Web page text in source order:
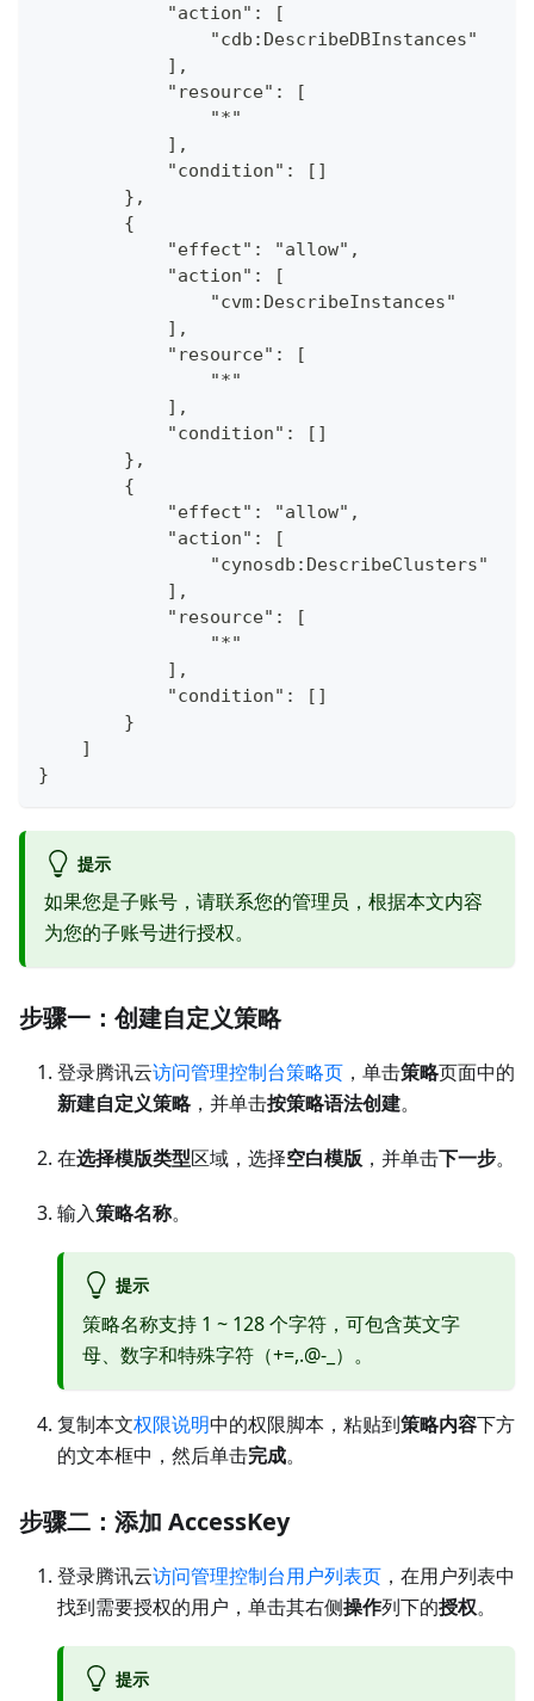
            "action": [
                "cdb:DescribeDBInstances"
            ],
            "resource": [
                "*"
            ],
            "condition": []
        },
        {
            "effect": "allow",
            "action": [
                "cvm:DescribeInstances"
            ],
            "resource": [
                "*"
            ],
            "condition": []
        },
        {
            "effect": "allow",
            "action": [
                "cynosdb:DescribeClusters"
            ],
            "resource": [
                "*"
            ],
            "condition": []
        }
    ]
}
提示
如果您是子账号，请联系您的管理员，根据本文内容
为您的子账号进行授权。
步骤一：创建自定义策略
登录腾讯云访问管理控制台策略页 ，单击策略页面中的
新建自定义策略，并单击按策略语法创建。
在选择模版类型区域，选择空白模版，并单击下一步。
输入策略名称。
提示
策略名称支持 1 ~ 128 个字符，可包含英文字
母、数字和特殊字符（+=,.@-_）。
复制本文权限说明中的权限脚本，粘贴到策略内容下方
的文本框中，然后单击完成。
步骤二：添加 AccessKey
登录腾讯云访问管理控制台用户列表页 ，在用户列表中
找到需要授权的用户，单击其右侧操作列下的授权。
提示